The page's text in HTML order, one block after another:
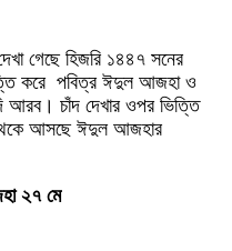
গেছে হিজরি ১৪৪৭ সনের
করে পবিত্র ঈদুল আজহা ও
আরব। চাঁদ দেখার ওপর ভিত্তি
থেকে আসছে ঈদুল আজহার
২৭ মে